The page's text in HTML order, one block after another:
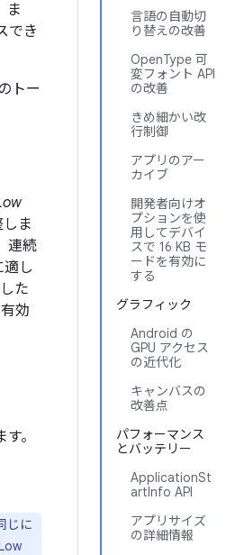
言語の自動切
り替えの改善
OpenType 可
変フォント API
の改善
きめ細かい改
行制御
アプリのアー
カイブ
開発者向けオ
プションを使
用してデバイ
スで 16 KB モ
ードを有効に
する
グラフィック
Android の
GPU アクセス
の近代化
キャンバスの
改善点
パフォーマンス
とバッテリー
ApplicationSt
artInfo API
アプリサイズ
の詳細情報
ま
でき
トー
ま
連続
し
た
効
。
じに